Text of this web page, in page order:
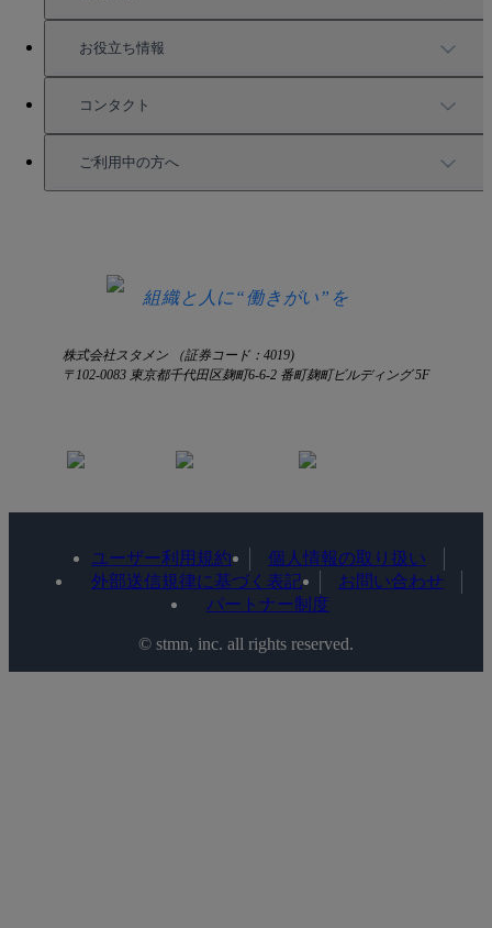
活用方法
会社情報
お役立ち情報
お役立ち資料一覧
セミナー情報
コンタクト
サービス資料請求
ご利用中の方へ
組織と人に“働きがい”を
株式会社スタメン （証券コード：4019)
〒102-0083 東京都千代田区麹町6-6-2 番町麹町ビルディング 5F
ユーザー利用規約
個人情報の取り扱い
外部送信規律に基づく表記
お問い合わせ
パートナー制度
©️ stmn, inc. all rights reserved.